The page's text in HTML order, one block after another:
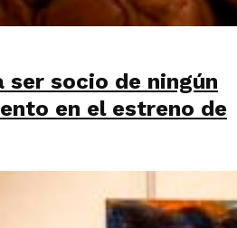
ser socio de ningún
en el estreno de